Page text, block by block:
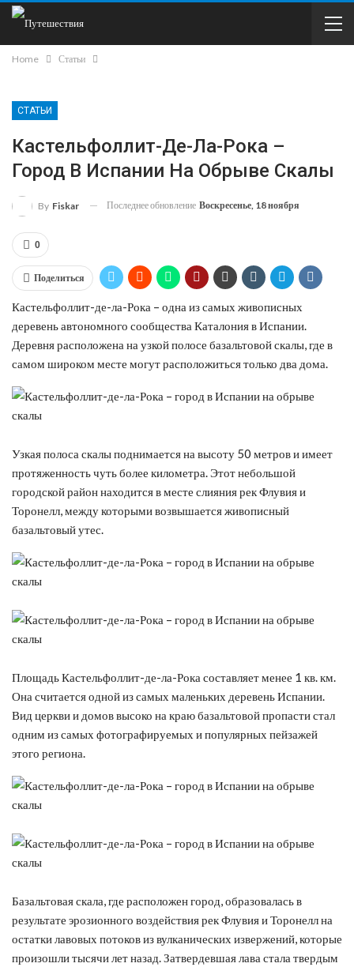
Home Статьи
СТАТЬИ
Кастельфоллит-Де-Ла-Рока –
Город В Испании На Обрыве Скалы
By Fiskar Последнее обновление Воскресенье, 18 ноября
0
Поделиться
Кастельфоллит-де-ла-Рока – одна из самых живописных
деревень автономного сообщества Каталония в Испании.
Деревня расположена на узкой полосе базальтовой скалы, где в
самом широком месте могут расположиться только два дома.
Узкая полоса скалы поднимается на высоту 50 метров и имеет
протяженность чуть более километра. Этот небольшой
городской район находится в месте слияния рек Флувия и
Торонелл, между которыми возвышается живописный
базальтовый утес.
Площадь Кастельфоллит-де-ла-Рока составляет менее 1 кв. км.
Она считается одной из самых маленьких деревень Испании.
Вид церкви и домов высоко на краю базальтовой пропасти стал
одним из самых фотографируемых и популярных пейзажей
этого региона.
Базальтовая скала, где расположен город, образовалась в
результате эрозионного воздействия рек Флувия и Торонелл на
остатки лавовых потоков из вулканических извержений, которые
произошли тысячи лет назад. Затвердевшая лава стала твердым